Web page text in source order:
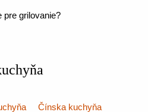
pre grilovanie?
Čínska kuchyňa